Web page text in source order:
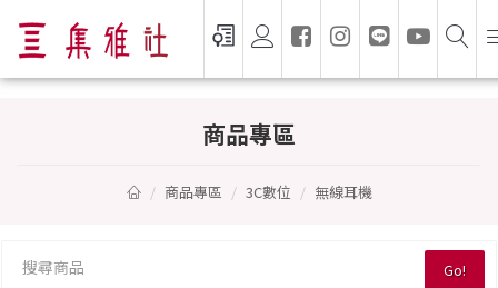
無線耳機 — 集雅社推薦選購
商品專區
商品專區 3C數位 無線耳機
Go!